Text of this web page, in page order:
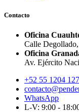
Contacto
Oficina
Calle
Oficina
Av. Ejército
+52 55 1204
WhatsApp
L-V: 9:00 -